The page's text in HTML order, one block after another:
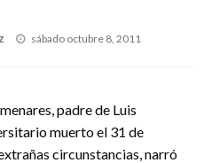
Publicado
sábado octubre 8, 2011
padre de Luis
muerto el 31 de
circunstancias, narró